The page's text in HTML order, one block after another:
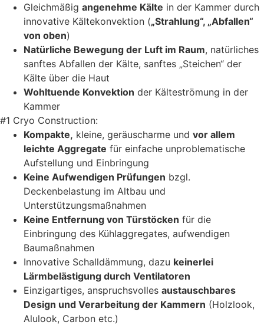
Gleichmäßig angenehme Kälte in der Kammer durch
innovative Kältekonvektion („Strahlung“, „Abfallen“
von oben)
Natürliche Bewegung der Luft im Raum, natürliches
sanftes Abfallen der Kälte, sanftes „Steichen“ der
Kälte über die Haut
Wohltuende Konvektion der Kälteströmung in der
Kammer
#1 Cryo Construction:
Kompakte, kleine, geräuscharme und vor allem
leichte Aggregate für einfache unproblematische
Aufstellung und Einbringung
Keine Aufwendigen Prüfungen bzgl.
Deckenbelastung im Altbau und
Unterstützungsmaßnahmen
Keine Entfernung von Türstöcken für die
Einbringung des Kühlaggregates, aufwendigen
Baumaßnahmen
Innovative Schalldämmung, dazu keinerlei
Lärmbelästigung durch Ventilatoren
Einzigartiges, anspruchsvolles austauschbares
Design und Verarbeitung der Kammern (Holzlook,
Alulook, Carbon etc.)